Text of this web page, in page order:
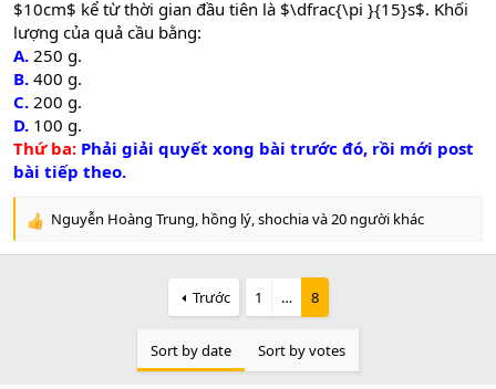
$10cm$ kể từ thời gian đầu tiên là $\dfrac{\pi }{15}s$. Khối
lượng của quả cầu bằng:
A. 250 g.
B. 400 g.
C. 200 g.
D. 100 g.
Thứ ba: Phải giải quyết xong bài trước đó, rồi mới post
bài tiếp theo.
R
Nguyễn Hoàng Trung, hồng lý,shochiavà 20 người khác
Trước 1 … 8
Sort by date Sort by votes